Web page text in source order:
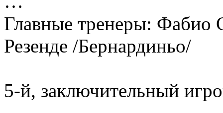
Главные тренеры: Фабио
Резенде /Бернардиньо/
5-й, заключительный